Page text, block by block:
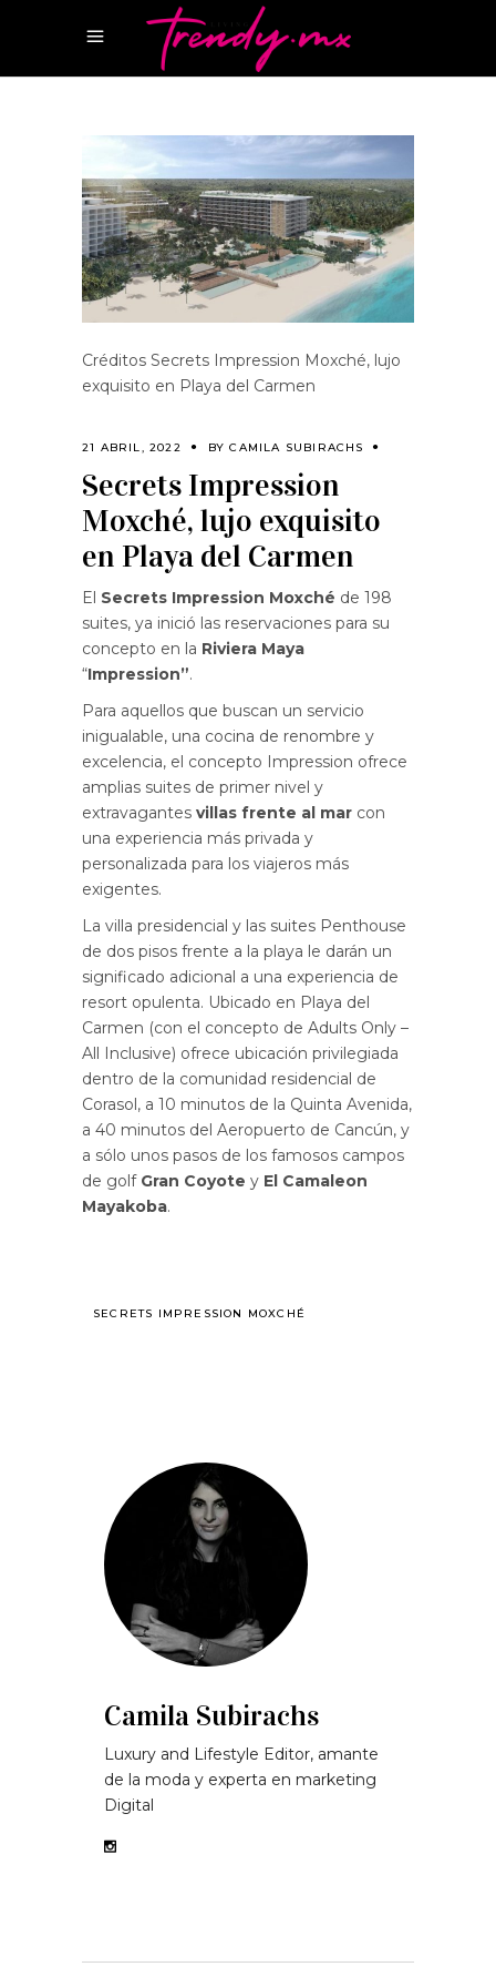
Créditos Secrets Impression Moxché, lujo
exquisito en Playa del Carmen
21 ABRIL, 2022 BYCAMILA SUBIRACHS
Secrets Impression
Moxché, lujo exquisito
en Playa del Carmen
El Secrets Impression Moxché de 198
suites, ya inició las reservaciones para su
concepto en la Riviera Maya
“Impression”.
Para aquellos que buscan un servicio
inigualable, una cocina de renombre y
excelencia, el concepto Impression ofrece
amplias suites de primer nivel y
extravagantes villas frente al mar con
una experiencia más privada y
personalizada para los viajeros más
exigentes.
La villa presidencial y las suites Penthouse
de dos pisos frente a la playa le darán un
significado adicional a una experiencia de
resort opulenta. Ubicado en Playa del
Carmen (con el concepto de Adults Only –
All Inclusive) ofrece ubicación privilegiada
dentro de la comunidad residencial de
Corasol, a 10 minutos de la Quinta Avenida,
a 40 minutos del Aeropuerto de Cancún, y
a sólo unos pasos de los famosos campos
de golf Gran Coyote y El Camaleon
Mayakoba.
SECRETS IMPRESSION MOXCHÉ
Camila Subirachs
Luxury and Lifestyle Editor, amante
de la moda y experta en marketing
Digital